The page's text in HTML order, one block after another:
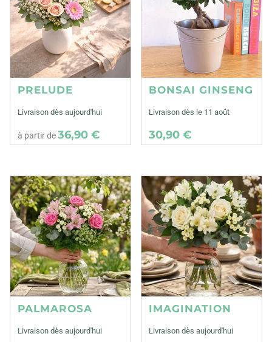
PRELUDE
Livraison dès aujourd'hui
à partir de36,90 €
BONSAI GINSENG
Livraison dès le 11 août
30,90 €
PALMAROSA
Livraison dès aujourd'hui
IMAGINATION
Livraison dès aujourd'hui